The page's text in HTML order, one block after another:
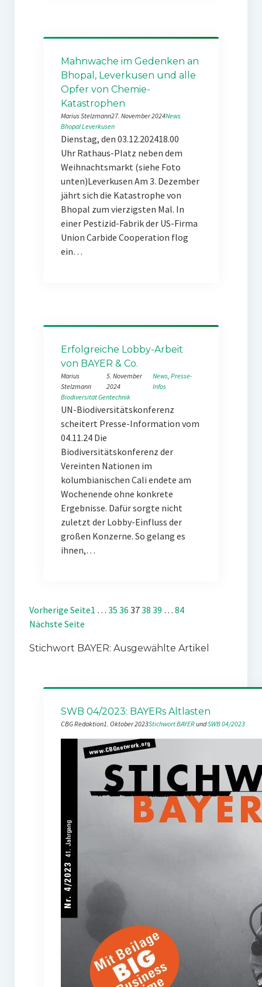
Mahnwache im Gedenken an
Bhopal, Leverkusen und alle
Opfer von Chemie-
Katastrophen
Marius Stelzmann27. November 2024News
BhopalLeverkusen
Dienstag, den 03.12.202418.00
Uhr Rathaus-Platz neben dem
Weihnachtsmarkt (siehe Foto
unten)Leverkusen Am 3. Dezember
jährt sich die Katastrophe von
Bhopal zum vierzigsten Mal. In
einer Pestizid-Fabrik der US-Firma
Union Carbide Cooperation flog
ein…
Erfolgreiche Lobby-Arbeit
von BAYER & Co.
Marius
Stelzmann
5. November
2024
News, Presse-
Infos
BiodiversitätGentechnik
UN-Biodiversitätskonferenz
scheitert Presse-Information vom
04.11.24 Die
Biodiversitätskonferenz der
Vereinten Nationen im
kolumbianischen Cali endete am
Wochenende ohne konkrete
Ergebnisse. Dafür sorgte nicht
zuletzt der Lobby-Einfluss der
großen Konzerne. So gelang es
ihnen,…
Vorherige Seite1 … 35 36 3738 39 … 84
Nächste Seite
Stichwort BAYER: Ausgewählte Artikel
SWB 04/2023: BAYERs Altlasten
CBG Redaktion1. Oktober 2023Stichwort BAYER und SWB 04/2023